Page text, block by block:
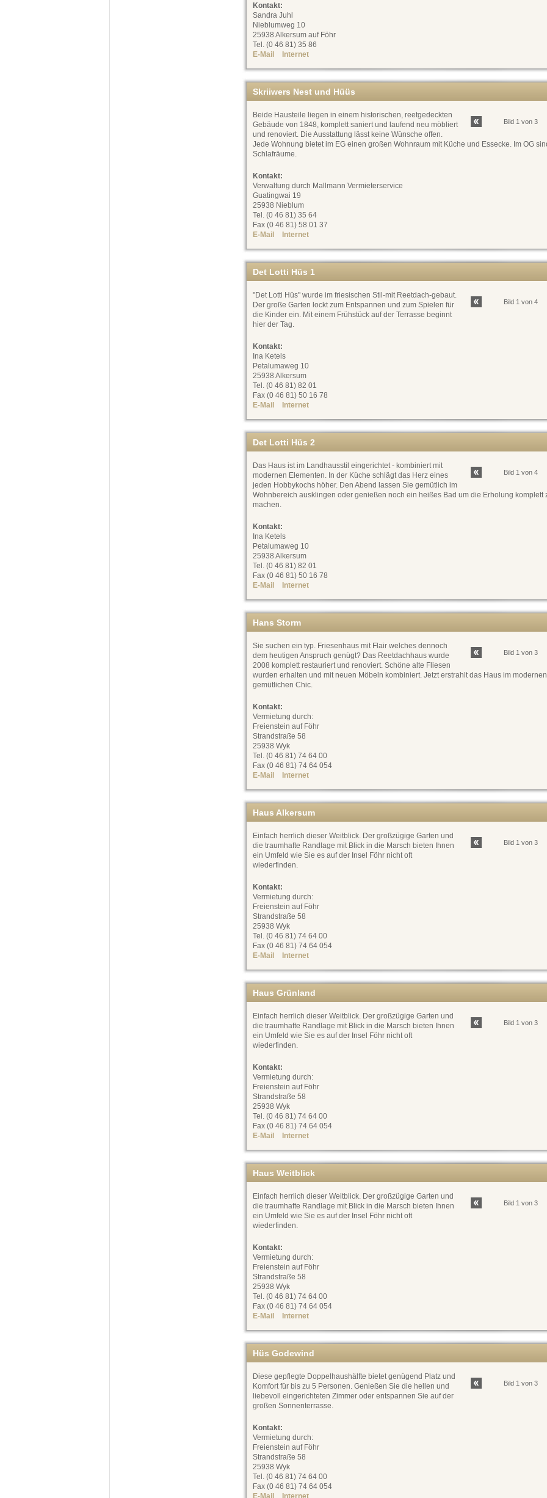
Kontakt:
Sandra Juhl
Nieblumweg 10
25938 Alkersum auf Föhr
Tel. (0 46 81) 35 86
E-Mail
Internet
Skriiwers Nest und Hüüs
Bild 1 von 3
Beide Hausteile liegen in einem historischen, reetgedeckten
Gebäude von 1848, komplett saniert und laufend neu möbliert
und renoviert. Die Ausstattung lässt keine Wünsche offen.
Jede Wohnung bietet im EG einen großen Wohnraum mit Küche und Essecke. Im OG
Schlafräume.
Kontakt:
Verwaltung durch Mallmann Vermieterservice
Guatingwai 19
25938 Nieblum
Tel. (0 46 81) 35 64
Fax (0 46 81) 58 01 37
E-Mail
Internet
Det Lotti Hüs 1
Bild 1 von 4
"Det Lotti Hüs" wurde im friesischen Stil-mit Reetdach-gebaut.
Der große Garten lockt zum Entspannen und zum Spielen für
die Kinder ein. Mit einem Frühstück auf der Terrasse beginnt
hier der Tag.
Kontakt:
Ina Ketels
Petalumaweg 10
25938 Alkersum
Tel. (0 46 81) 82 01
Fax (0 46 81) 50 16 78
E-Mail
Internet
Det Lotti Hüs 2
Bild 1 von 4
Das Haus ist im Landhausstil eingerichtet - kombiniert mit
modernen Elementen. In der Küche schlägt das Herz eines
jeden Hobbykochs höher. Den Abend lassen Sie gemütlich im
Wohnbereich ausklingen oder genießen noch ein heißes Bad um die Erholung komplett
machen.
Kontakt:
Ina Ketels
Petalumaweg 10
25938 Alkersum
Tel. (0 46 81) 82 01
Fax (0 46 81) 50 16 78
E-Mail
Internet
Hans Storm
Bild 1 von 3
Sie suchen ein typ. Friesenhaus mit Flair welches dennoch
dem heutigen Anspruch genügt? Das Reetdachhaus wurde
2008 komplett restauriert und renoviert. Schöne alte Fliesen
wurden erhalten und mit neuen Möbeln kombiniert. Jetzt erstrahlt das Haus im
gemütlichen Chic.
Kontakt:
Vermietung durch:
Freienstein auf Föhr
Strandstraße 58
25938 Wyk
Tel. (0 46 81) 74 64 00
Fax (0 46 81) 74 64 054
E-Mail
Internet
Haus Alkersum
Bild 1 von 3
Einfach herrlich dieser Weitblick. Der großzügige Garten und
die traumhafte Randlage mit Blick in die Marsch bieten Ihnen
ein Umfeld wie Sie es auf der Insel Föhr nicht oft
wiederfinden.
Kontakt:
Vermietung durch:
Freienstein auf Föhr
Strandstraße 58
25938 Wyk
Tel. (0 46 81) 74 64 00
Fax (0 46 81) 74 64 054
E-Mail
Internet
Haus Grünland
Bild 1 von 3
Einfach herrlich dieser Weitblick. Der großzügige Garten und
die traumhafte Randlage mit Blick in die Marsch bieten Ihnen
ein Umfeld wie Sie es auf der Insel Föhr nicht oft
wiederfinden.
Kontakt:
Vermietung durch:
Freienstein auf Föhr
Strandstraße 58
25938 Wyk
Tel. (0 46 81) 74 64 00
Fax (0 46 81) 74 64 054
E-Mail
Internet
Haus Weitblick
Bild 1 von 3
Einfach herrlich dieser Weitblick. Der großzügige Garten und
die traumhafte Randlage mit Blick in die Marsch bieten Ihnen
ein Umfeld wie Sie es auf der Insel Föhr nicht oft
wiederfinden.
Kontakt:
Vermietung durch:
Freienstein auf Föhr
Strandstraße 58
25938 Wyk
Tel. (0 46 81) 74 64 00
Fax (0 46 81) 74 64 054
E-Mail
Internet
Hüs Godewind
Bild 1 von 3
Diese gepflegte Doppelhaushälfte bietet genügend Platz und
Komfort für bis zu 5 Personen. Genießen Sie die hellen und
liebevoll eingerichteten Zimmer oder entspannen Sie auf der
großen Sonnenterrasse.
Kontakt:
Vermietung durch:
Freienstein auf Föhr
Strandstraße 58
25938 Wyk
Tel. (0 46 81) 74 64 00
Fax (0 46 81) 74 64 054
E-Mail
Internet